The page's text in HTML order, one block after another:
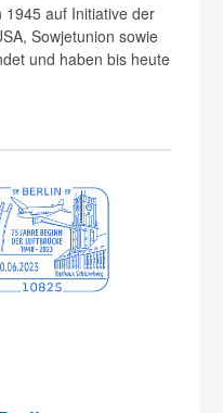
1945 auf Initiative der
Sowjetunion sowie
und haben bis heute